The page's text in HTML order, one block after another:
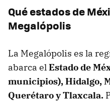
Qué estados de
Megalópolis
La Megalópolis es la
abarca elEstado de
municipios), Hidalgo,
Querétaro y Tlaxcala.